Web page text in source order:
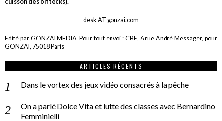
cuisson des biftecks).
desk AT gonzai.com
Edité par GONZAÏ MEDIA. Pour tout envoi : CBE, 6 rue André Messager, pour
GONZAÏ, 75018 Paris
ARTICLES RÉCENTS
Dans le vortex des jeux vidéo consacrés à la pêche
On a parlé Dolce Vita et lutte des classes avec Bernardino
Femminielli